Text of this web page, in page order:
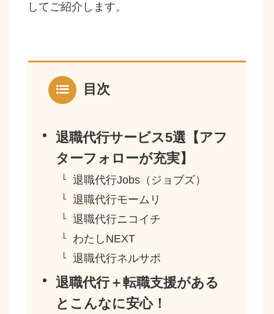
してご紹介します。
目次
退職代行サービス5選【アフ
ターフォローが充実】
退職代行Jobs（ジョブズ）
退職代行モームリ
退職代行ニコイチ
わたしNEXT
退職代行ネルサポ
退職代行＋転職支援がある
とこんなに安心！